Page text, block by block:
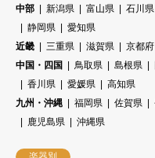
中部
新潟県 富山県 石川県
静岡県
愛知県
近畿
三重県 滋賀県 京都府
中国・四国
鳥取県 島根県
香川県
愛媛県
高知県
九州・沖縄
福岡県 佐賀県
鹿児島県
沖縄県